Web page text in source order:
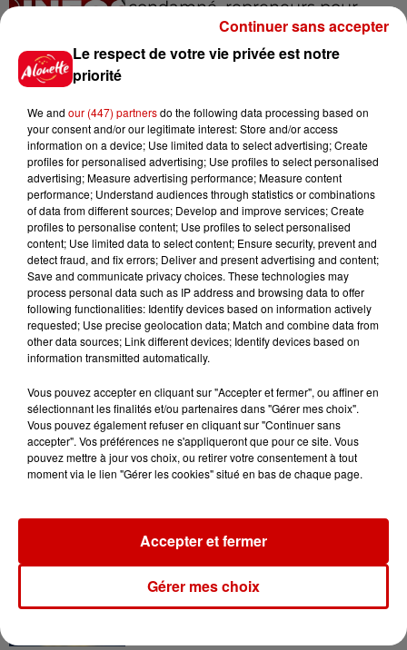
condamné, repreneurs pour
Duralex et la...
Éclipse solaire : découvrez les
meilleurs spots d'observation
du...
11h01
Un professeur du Maine-et-Loire
condamné pour des échanges...
10h10
Duralex : trois repreneurs
potentiels
Gagnez vos places pour le
Le respect de votre vie privée est notre
priorité
We and our (447) partnersdo the following data processing based on
your consent and/or our legitimate interest: Store and/or access
information on a device; Use limited data to select advertising; Create
profiles for personalised advertising; Use profiles to select personalised
advertising; Measure advertising performance; Measure content
performance; Understand audiences through statistics or combinations
of data from different sources; Develop and improve services; Create
profiles to personalise content; Use profiles to select personalised
content; Use limited data to select content; Ensure security, prevent and
detect fraud, and fix errors; Deliver and present advertising and content;
Save and communicate privacy choices. These technologies may
process personal data such as IP address and browsing data to offer
following functionalities: Identify devices based on information actively
requested; Use precise geolocation data; Match and combine data from
other data sources; Link different devices; Identify devices based on
information transmitted automatically.
Vous pouvez accepter en cliquant sur "Accepter et fermer", ou affiner en
sélectionnant les finalités et/ou partenaires dans "Gérer mes choix".
Vous pouvez également refuser en cliquant sur "Continuer sans
accepter". Vos préférences ne s'appliqueront que pour ce site. Vous
pouvez mettre à jour vos choix, ou retirer votre consentement à tout
moment via le lien "Gérer les cookies" situé en bas de chaque page.
Gérer mes choix
Accepter et fermer
Continuer sans accepter